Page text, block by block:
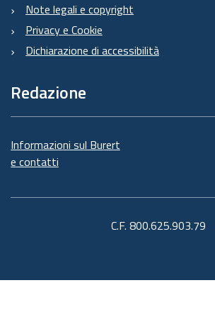
Note legali e copyright
Privacy e Cookie
Dichiarazione di accessibilità
Redazione
Informazioni sul Burert
e contatti
C.F. 800.625.903.79